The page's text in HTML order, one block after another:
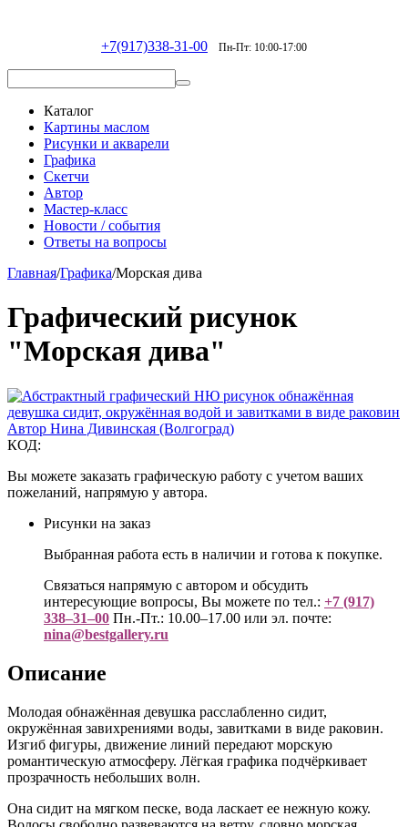
+7(917)338-31-00 Пн-Пт: 10:00-17:00
Каталог
Картины маслом
Рисунки и акварели
Графика
Скетчи
Автор
Мастер-класс
Новости / события
Ответы на вопросы
Главная/Графика/Морская дива
Графический рисунок
"Морская дива"
КОД:
Вы можете заказать графическую работу с учетом ваших
пожеланий, напрямую у автора.
Рисунки на заказ
Выбранная работа есть в наличии и готова к покупке.
Связаться напрямую с автором и обсудить
интересующие вопросы, Вы можете по тел.: +7 (917)
338–31–00 Пн.-Пт.: 10.00–17.00 или эл. почте:
nina@bestgallery.ru
Описание
Молодая обнажённая девушка расслабленно сидит,
окружённая завихрениями воды, завитками в виде раковин.
Изгиб фигуры, движение линий передают морскую
романтическую атмосферу. Лёгкая графика подчёркивает
прозрачность небольших волн.
Она сидит на мягком песке, вода ласкает ее нежную кожу.